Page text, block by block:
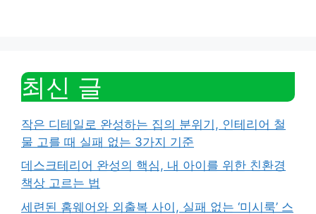
최신 글
작은 디테일로 완성하는 집의 분위기, 인테리어 철
물 고를 때 실패 없는 3가지 기준
데스크테리어 완성의 핵심, 내 아이를 위한 친환경
책상 고르는 법
세련된 홈웨어와 외출복 사이, 실패 없는 ‘미시룩’ 스